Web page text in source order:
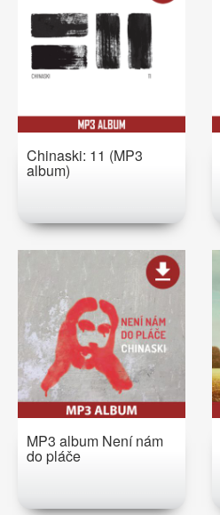
Chinaski: 11 (MP3
album)
MP3 album Není nám
do pláče